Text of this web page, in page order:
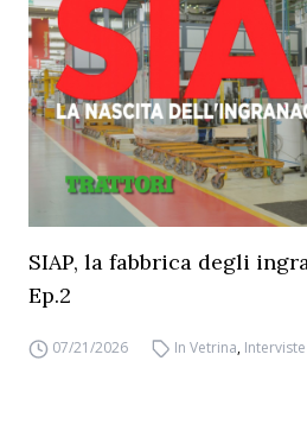
SIAP, la fabbrica degli
Ep.2
07/21/2026 In Vetrina, Interviste